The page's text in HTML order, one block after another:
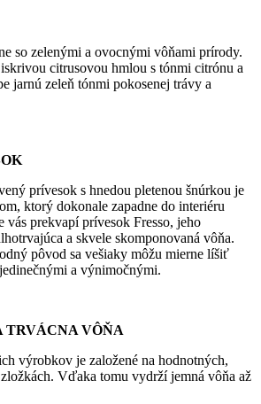
so zelenými a ovocnými vôňami prírody.
citrusovou hmlou s tónmi citrónu a
jarnú zeleň tónmi pokosenej trávy a
prívesok s hnedou pletenou šnúrkou je
ktorý dokonale zapadne do interiéru
vás prekvapí prívesok Fresso, jeho
a skvele skomponovaná vôňa.
pôvod sa vešiaky môžu mierne líšiť
a výnimočnými.
TRVÁCNA VÔŇA
výrobkov je založené na hodnotných,
Vďaka tomu vydrží jemná vôňa až